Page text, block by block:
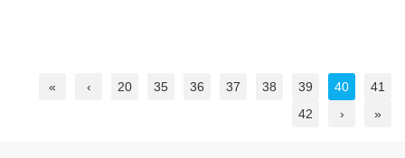
« ‹ 20 35 36 37 38 39 40
41
42
› »